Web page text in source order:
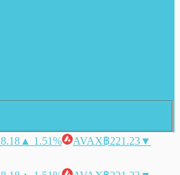
▲ 1.51% AVAX฿221.23▼